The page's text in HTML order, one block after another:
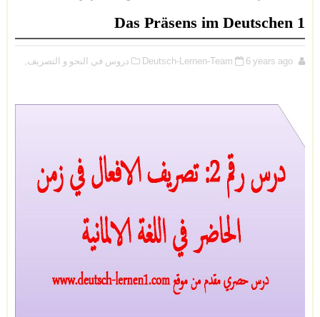
Das Präsens im Deutschen 1
Deutsch-Lernen-Team 6 years ago دروس في النحو و التصريف,